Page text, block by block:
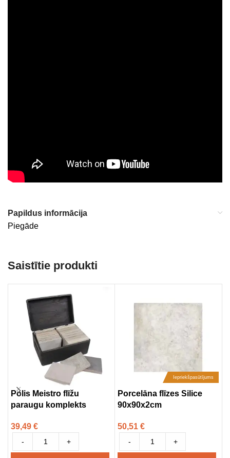
Papildus informācija
Piegāde
Saistītie produkti
Polis Meistro flīžu
paraugu komplekts
39,49 €
- +
Iepriekšpasūtījums
Porcelāna flīzes Silice
90x90x2cm
50,51 €
- +